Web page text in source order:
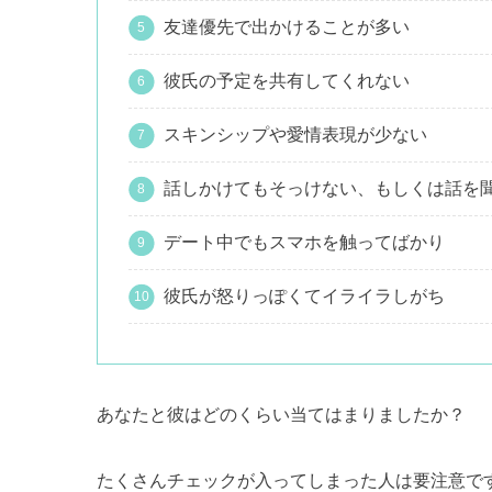
友達優先で出かけることが多い
彼氏の予定を共有してくれない
スキンシップや愛情表現が少ない
話しかけてもそっけない、もしくは話を
デート中でもスマホを触ってばかり
彼氏が怒りっぽくてイライラしがち
あなたと彼はどのくらい当てはまりましたか？
たくさんチェックが入ってしまった人は要注意で